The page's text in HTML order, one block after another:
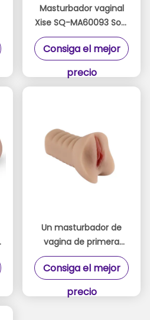
Masturbador vaginal
Xise SQ-MA60093 Soft
Touch con canal
interno 3D realista
para placer masculino
Consiga el mejor
precio
Un masturbador de
vagina de primera
calidad para la
estimulación
definitiva.
Consiga el mejor
precio